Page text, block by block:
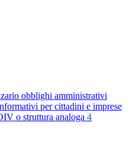
obblighi amministrativi
per cittadini e imprese
o struttura analoga 4